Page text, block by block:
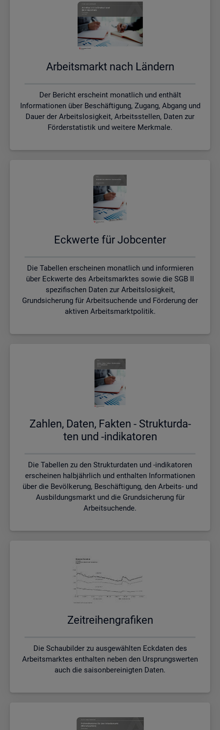
Ar­beits­markt nach Län­dern
Der Bericht erscheint monatlich und enthält
Informationen über Beschäftigung, Zugang, Abgang und
Dauer der Arbeitslosigkeit, Arbeitsstellen, Daten zur
Förderstatistik und weitere Merkmale.
Eck­wer­te für Job­cen­ter
Die Tabellen erscheinen monatlich und informieren
über Eckwerte des Arbeitsmarktes sowie die SGB II
spezifischen Daten zur Arbeitslosigkeit,
Grundsicherung für Arbeitsuchende und Förderung der
aktiven Arbeitsmarktpolitik.
Zah­len, Daten, Fak­ten - Struk­tur­da­
ten und -in­di­ka­to­ren
Die Tabellen zu den Strukturdaten und -indikatoren
erscheinen halbjährlich und enthalten Informationen
über die Bevölkerung, Beschäftigung, den Arbeits- und
Ausbildungsmarkt und die Grundsicherung für
Arbeitsuchende.
Zeit­rei­hen­gra­fi­ken
Die Schaubilder zu ausgewählten Eckdaten des
Arbeitsmarktes enthalten neben den Ursprungswerten
auch die saisonbereinigten Daten.